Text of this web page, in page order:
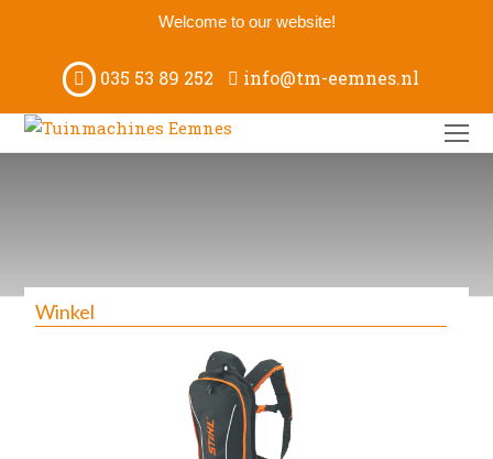
Welcome to our website!
035 53 89 252 info@tm-eemnes.nl
Winkel